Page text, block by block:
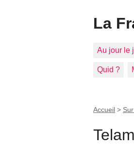
La
Au jour le
Quid ?
Accueil >
Telam